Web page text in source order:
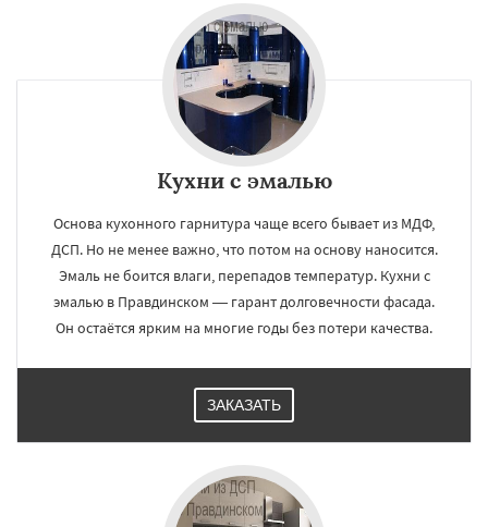
Работаем по
Решетниково
Свердловск
Северный Софрино Томилино Тучково
Уваровка Удельная Фосфоритный
Фряново Хорлово Черкизово Черусти
Кухни с эмалью
Основа кухонного гарнитура чаще всего бывает из МДФ,
ДСП. Но не менее важно, что потом на основу наносится.
Эмаль не боится влаги, перепадов температур. Кухни с
эмалью в Правдинском — гарант долговечности фасада.
Он остаётся ярким на многие годы без потери качества.
ЗАКАЗАТЬ
УЗНАТЬ ПОДРОБНЕЕ
Даю согласие на обработку персональных данных